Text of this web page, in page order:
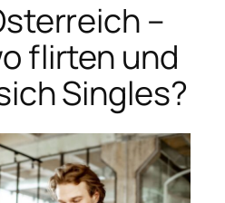
–
flirten und
Singles?